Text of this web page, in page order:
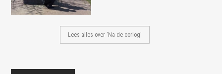
Lees alles over 'Na de oorlog'